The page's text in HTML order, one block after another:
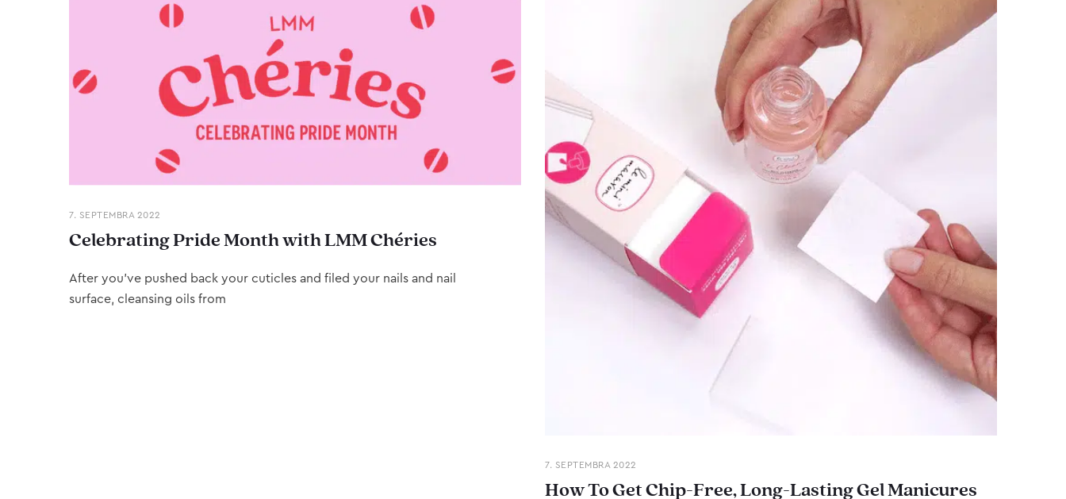
7. SEPTEMBRA 2022
Celebrating Pride Month with LMM Chéries
After you’ve pushed back your cuticles and filed your nails and nail
surface, cleansing oils from
7. SEPTEMBRA 2022
How To Get Chip-Free, Long-Lasting Gel Manicures